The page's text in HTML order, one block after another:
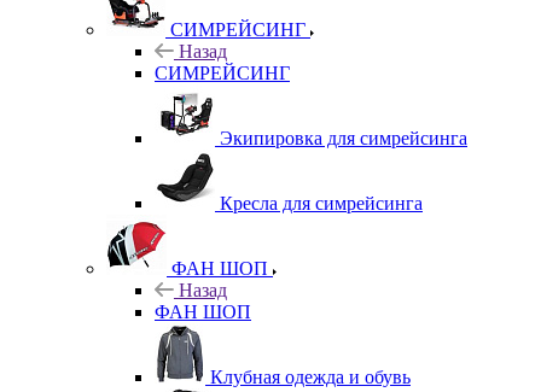
СИМРЕЙСИНГ
Назад
СИМРЕЙСИНГ
Экипировка для симрейсинга
Кресла для симрейсинга
ФАН ШОП
Назад
ФАН ШОП
Клубная одежда и обувь